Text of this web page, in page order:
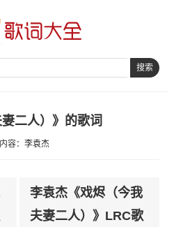
搜索
二人）》的歌词
容： 李袁杰
李袁杰《戏烬（今我
夫妻二人）》LRC歌